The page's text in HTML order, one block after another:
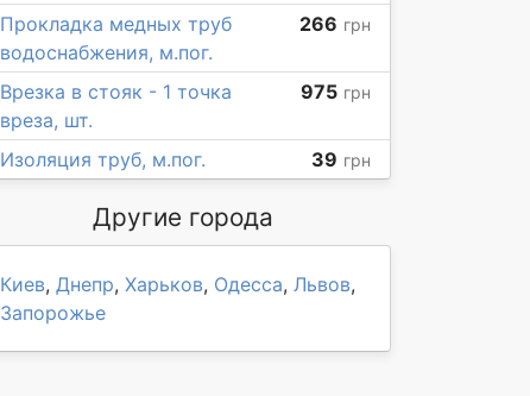
Прокладка медных труб
водоснабжения, м.пог.
266 грн
Врезка в стояк - 1 точка
вреза, шт.
975 грн
Изоляция труб, м.пог. 39 грн
Другие города
Киев, Днепр, Харьков, Одесса, Львов,
Запорожье